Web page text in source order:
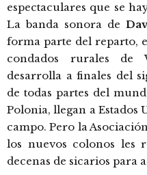
espectaculares que se
La banda sonora de
forma parte del reparto,
condados rurales de
desarrolla a finales del
de todas partes del
Polonia, llegan a Estados
campo. Pero la
los nuevos colonos les
decenas de sicarios para